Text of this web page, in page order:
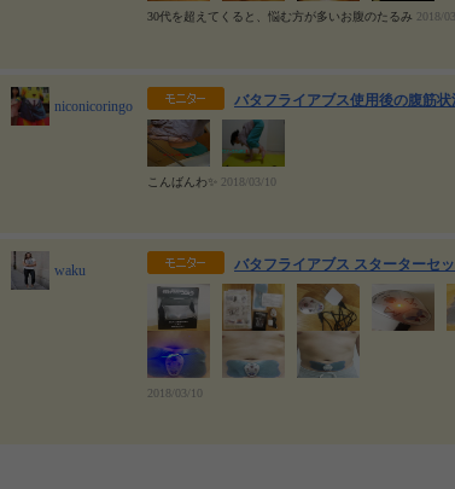
30代を超えてくると、悩む方が多いお腹のたるみ 2018/
niconicoringo バタフライアブス使用後の腹筋状
こんばんわ✨ 2018/03/10
waku バタフライアブス スターターセ
2018/03/10